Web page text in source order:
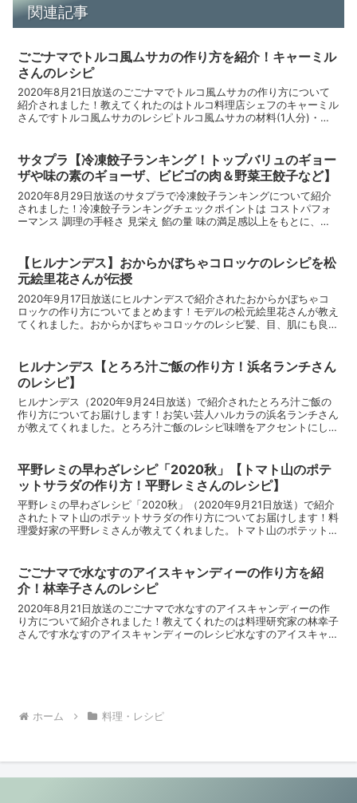
関連記事
ごごナマでトルコ風ムサカの作り方を紹介！キャーミル
さんのレシピ
2020年8月21日放送のごごナマでトルコ風ムサカの作り方について
紹介されました！教えてくれたのはトルコ料理店シェフのキャーミル
さんですトルコ風ムサカのレシピトルコ風ムサカの材料(1人分)・長
サタプラ【冷凍餃子ランキング！トップバリュのギョー
ザや味の素のギョーザ、ビビゴの肉＆野菜王餃子など】
2020年8月29日放送のサタプラで冷凍餃子ランキングについて紹介
されました！冷凍餃子ランキングチェックポイントは コストパフォ
ーマンス 調理の手軽さ 見栄え 餡の量 味の満足感以上をもとに、項
【ヒルナンデス】おからかぼちゃコロッケのレシピを松
元絵里花さんが伝授
2020年9月17日放送にヒルナンデスで紹介されたおからかぼちゃコ
ロッケの作り方についてまとめます！モデルの松元絵里花さんが教え
てくれました。おからかぼちゃコロッケのレシピ髪、目、肌にも良い
ヒルナンデス【とろろ汁ご飯の作り方！浜名ランチさん
のレシピ】
ヒルナンデス（2020年9月24日放送）で紹介されたとろろ汁ご飯の
作り方についてお届けします！お笑い芸人ハルカラの浜名ランチさん
が教えてくれました。とろろ汁ご飯のレシピ味噌をアクセントにした
平野レミの早わざレシピ「2020秋」【トマト山のポテ
ットサラダの作り方！平野レミさんのレシピ】
平野レミの早わざレシピ「2020秋」（2020年9月21日放送）で紹介
されたトマト山のポテットサラダの作り方についてお届けします！料
理愛好家の平野レミさんが教えてくれました。トマト山のポテットサ
ごごナマで水なすのアイスキャンディーの作り方を紹
介！林幸子さんのレシピ
2020年8月21日放送のごごナマで水なすのアイスキャンディーの作
り方について紹介されました！教えてくれたのは料理研究家の林幸子
さんです水なすのアイスキャンディーのレシピ水なすのアイスキャン
ホーム 料理・レシピ